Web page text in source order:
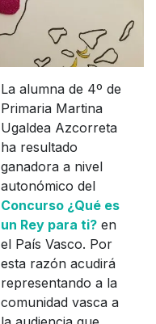
La alumna de 4º de
Primaria Martina
Ugaldea Azcorreta
ha resultado
ganadora a nivel
autonómico del
Concurso ¿Qué es
un Rey para ti?en
el País Vasco. Por
esta razón acudirá
representando a la
comunidad vasca a